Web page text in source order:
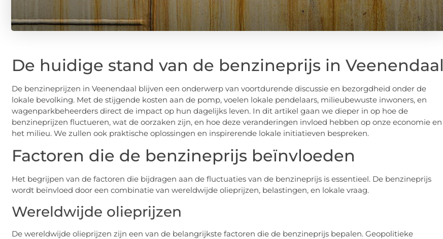
De huidige stand van de benzineprijs in Veenendaal
De benzineprijzen in Veenendaal blijven een onderwerp van voortdurende discussie en bezorgdheid onder de
lokale bevolking. Met de stijgende kosten aan de pomp, voelen lokale pendelaars, milieubewuste inwoners, en
wagenparkbeheerders direct de impact op hun dagelijks leven. In dit artikel gaan we dieper in op hoe de
benzineprijzen fluctueren, wat de oorzaken zijn, en hoe deze veranderingen invloed hebben op onze economie en
het milieu. We zullen ook praktische oplossingen en inspirerende lokale initiatieven bespreken.
Factoren die de benzineprijs beïnvloeden
Het begrijpen van de factoren die bijdragen aan de fluctuaties van de benzineprijs is essentieel. De benzineprijs
wordt beïnvloed door een combinatie van wereldwijde olieprijzen, belastingen, en lokale vraag.
Wereldwijde olieprijzen
De wereldwijde olieprijzen zijn een van de belangrijkste factoren die de benzineprijs bepalen. Geopolitieke